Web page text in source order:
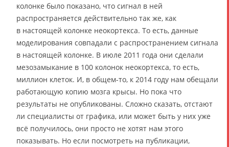
колонке было показано, что сигнал в ней
распространяется действительно так же, как
в настоящей колонке неокортекса. То есть, данные
моделирования совпадали с распространением сигнала
в настоящей колонке. В июле 2011 года они сделали
мезозамыкание в 100 колонок неокортекса, то есть,
миллион клеток. И, в общем-то, к 2014 году нам обещали
работающую копию мозга крысы. Но пока что
результаты не опубликованы. Сложно сказать, отстают
ли специалисты от графика, или может быть у них уже
всё получилось, они просто не хотят нам этого
показывать. Но если посмотреть на публикации,